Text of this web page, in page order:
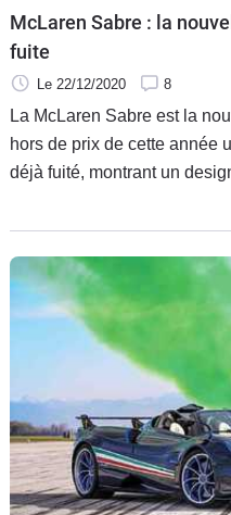
McLaren Sabre : la
fuite
Le 22/12/2020 8
La McLaren Sabre est la
hors de prix de cette année
déjà fuité, montrant un